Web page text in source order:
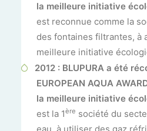
la meilleure initiative
est reconnue comme la
des fontaines filtrantes, à
meilleure initiative
2012 : BLUPURA a été
EUROPEAN AQUA
la meilleure initiative
est la 1ère société du